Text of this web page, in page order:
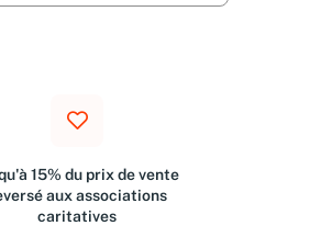
15% du prix de vente
aux associations
caritatives